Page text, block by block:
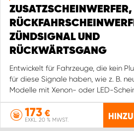
ZUSATZSCHEINWERFER,
ZÜNDSIGNAL UND
RÜCKWÄRTSGANG
Entwickelt für Fahrzeuge, die kein
für diese Signale haben, wie z. B.
Modelle mit Xenon- oder LED-
173€
EXKL. 20 % MWST.